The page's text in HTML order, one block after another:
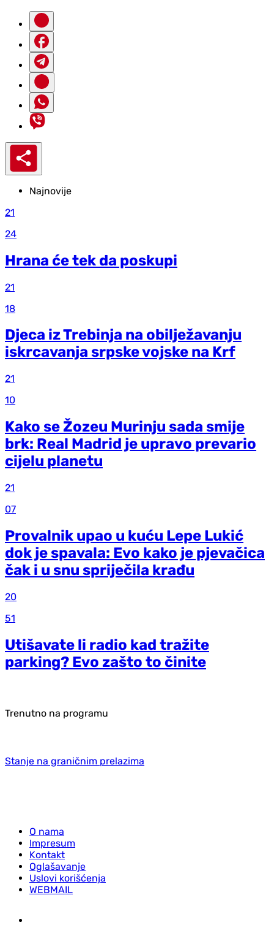
Najnovije
21
24
Hrana će tek da poskupi
21
18
Djeca iz Trebinja na obilježavanju
iskrcavanja srpske vojske na Krf
21
10
Kako se Žozeu Murinju sada smije
brk: Real Madrid je upravo prevario
cijelu planetu
21
07
Provalnik upao u kuću Lepe Lukić
dok je spavala: Evo kako je pjevačica
čak i u snu spriječila krađu
20
51
Utišavate li radio kad tražite
parking? Evo zašto to činite
Trenutno na programu
Stanje na graničnim prelazima
O nama
Impresum
Kontakt
Oglašavanje
Uslovi korišćenja
WEBMAIL